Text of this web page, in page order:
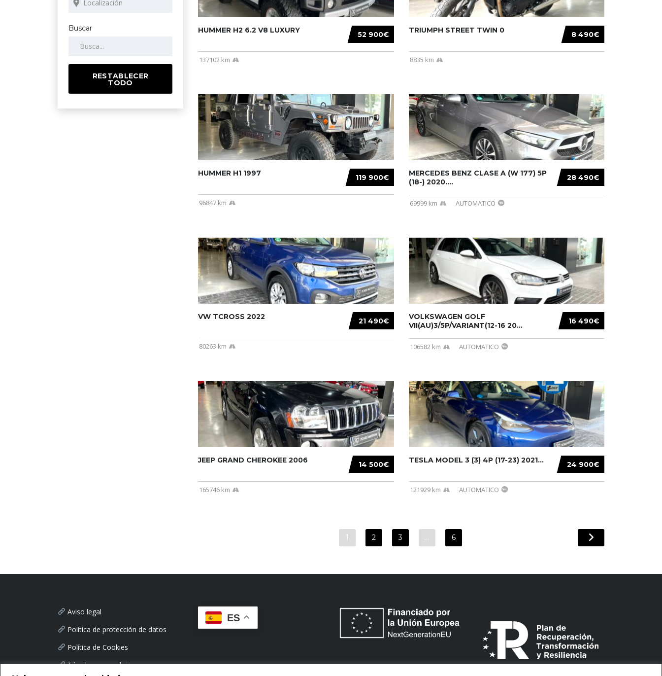
Buscar
RESTABLECER
TODO
52 900€
HUMMER H2 6.2 V8 LUXURY
137102 km
8 490€
TRIUMPH STREET TWIN 0
8835 km
119 900€
HUMMER H1 1997
96847 km
28 490€
MERCEDES BENZ CLASE A (W 177) 5P
(18-) 2020....
69999 km AUTOMATICO
21 490€
VW TCROSS 2022
80263 km
16 490€
VOLKSWAGEN GOLF
VII(AU)3/5P/VARIANT(12-16 20...
106582 km AUTOMATICO
14 500€
JEEP GRAND CHEROKEE 2006
165746 km
24 900€
TESLA MODEL 3 (3) 4P (17-23) 2021...
121929 km AUTOMATICO
1 2 3 … 6
Aviso legal
Política de protección de datos
Política de Cookies
Términos y condiciones
ES